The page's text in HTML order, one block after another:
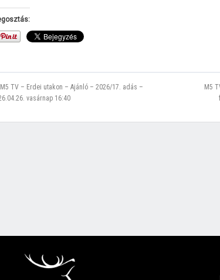
TV – Erdei utakon – Ajánló – 2026/17. adás –
vasárnap 16:40
M5